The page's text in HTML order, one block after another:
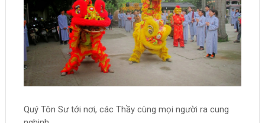
Quý Tôn Sư tới nơi, các Thầy cùng mọi người ra cung